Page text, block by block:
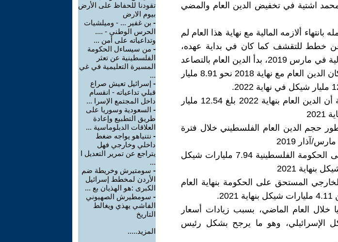
‏اشتية في تخفيض الدين العام والمضي
ألازمه المالية مع نهاية هذا العام لم
خطط للتقشف كما كان في بداية عهده،
فمنذ تسلّم ‏اشتية، رئاسة الحكومة الحالية في مارس 2019، بدأ الدين العام بالتصاعد
دون مؤشر يشير لانخفاض المديونية وكان الدين العام مع نهاية 2018 نحو 8.91 مليار
وتظهر بيانات وزارة المالية الفلسطينية أن الدين العام بنهاية 2022 بلغ 12.54 مليار
حجم الدين العام الفلسطيني خلال فترة
آذار 2019
ويبلغ الدين العام المحلي المستحق على الحكومة الفلسطينية 7.94 مليارات شيكل
المستحق على الحكومة بنهاية العام
خلال العام الماضي، بسبب زيادات أسعار
الإسرائيلي، وهو ما يرجح بشكل رئيس
تقودنا للحفاظ على الأرض
بيوم الارض
- بن غفير ... - وميلشيات
الحرس الوطني - ....
وتداعياته على أمن ...
- من سيساءل الحكومة
الفلسطينية عن تعثر
المسيرة التعليمية في غي
...
- إسرائيل تعيش صراع
قبلي تداعياته - انقسام
داخل المجتمع الإسرا ...
- السعودية وسوريا على
طريق التطبيع وإعادة
العلاقات الدبلوماسية ...
- نتنياهو يواجه ضغط
داخلي وخارجي فهل
يتراجع عن تمرير التعديل ا
...
- سومتيرش وخريطة ضم
الأردن لمخطط إسرائيل
الكبرى :هو الهذيان بع ...
- سومطيرش الصهيوني
الفاشي يهذي ويغالط
التاريخ
المزيد.....